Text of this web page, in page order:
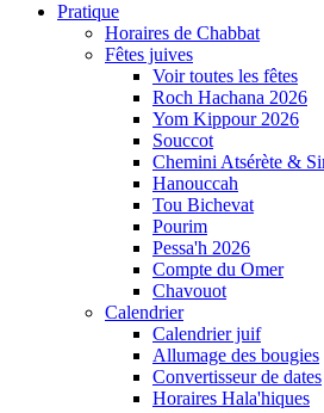
Pratique
Horaires de Chabbat
Fêtes juives
Voir toutes les fêtes
Roch Hachana 2026
Yom Kippour 2026
Souccot
Chemini Atsérète &
Hanouccah
Tou Bichevat
Pourim
Pessa'h 2026
Compte du Omer
Chavouot
Calendrier
Calendrier juif
Allumage des bougies
Convertisseur de dates
Horaires Hala'hiques